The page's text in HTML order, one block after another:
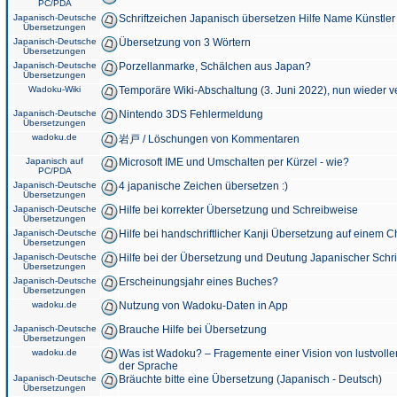
PC/PDA
Japanisch-Deutsche
Übersetzungen
Schriftzeichen Japanisch übersetzen Hilfe Name
Japanisch-Deutsche
Übersetzungen
Übersetzung von 3 Wörtern
Japanisch-Deutsche
Übersetzungen
Porzellanmarke, Schälchen aus Japan?
Wadoku-Wiki Temporäre Wiki-Abschaltung (3. Juni 2022), nun wieder
Japanisch-Deutsche
Übersetzungen
Nintendo 3DS Fehlermeldung
wadoku.de 岩戸 / Löschungen von Kommentaren
Japanisch auf
PC/PDA
Microsoft IME und Umschalten per Kürzel - wie?
Japanisch-Deutsche
Übersetzungen
4 japanische Zeichen übersetzen :)
Japanisch-Deutsche
Übersetzungen
Hilfe bei korrekter Übersetzung und Schreibweise
Japanisch-Deutsche
Übersetzungen
Hilfe bei handschriftlicher Kanji Übersetzung auf einem
Japanisch-Deutsche
Übersetzungen
Hilfe bei der Übersetzung und Deutung Japanischer
Japanisch-Deutsche
Übersetzungen
Erscheinungsjahr eines Buches?
wadoku.de Nutzung von Wadoku-Daten in App
Japanisch-Deutsche
Übersetzungen
Brauche Hilfe bei Übersetzung
wadoku.de
Was ist Wadoku? – Fragemente einer Vision von
der Sprache
Japanisch-Deutsche
Übersetzungen
Bräuchte bitte eine Übersetzung (Japanisch - Deutsch)